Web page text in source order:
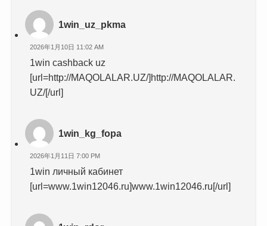
1win_uz_pkma
2026年1月10日 11:02 AM
1win cashback uz
[url=http://MAQOLALAR.UZ/]http://MAQOLALAR.
UZ/[/url]
1win_kg_fopa
2026年1月11日 7:00 PM
1win личный кабинет
[url=www.1win12046.ru]www.1win12046.ru[/url]